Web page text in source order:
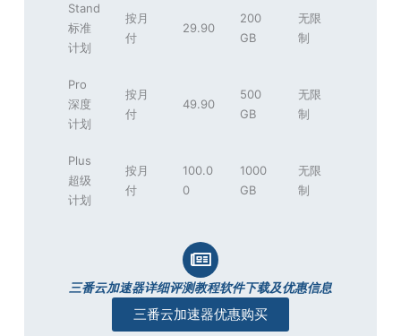
Stand
标准
计划
按月
付
29.90
200
GB
无限
制
Pro
深度
计划
按月
付
49.90
500
GB
无限
制
Plus
超级
计划
按月
付
100.0
0
1000
GB
无限
制
三番云加速器详细评测教程软件下载及优惠信息
三番云加速器优惠购买